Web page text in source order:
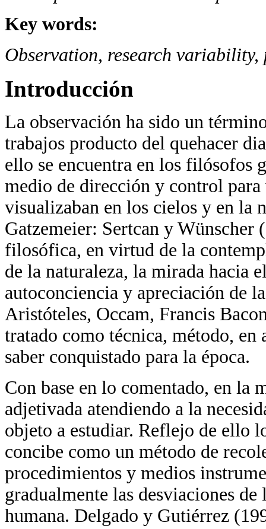
Key words:
Observation, research variability,
Introducción
La observación ha sido un
trabajos producto del quehacer
ello se encuentra en los filósofos
medio de dirección y control
visualizaban en los cielos y en la
Gatzemeier: Sertcan y
filosófica, en virtud de la
de la naturaleza, la mirada hacia
autoconciencia y apreciación de
Aristóteles, Occam, Francis
tratado como técnica, método, en
saber conquistado para la época.
Con base en lo comentado, en la
adjetivada atendiendo a la
objeto a estudiar. Reflejo de ello
concibe como un método de
procedimientos y medios
gradualmente las desviaciones
humana. Delgado y Gutiérrez